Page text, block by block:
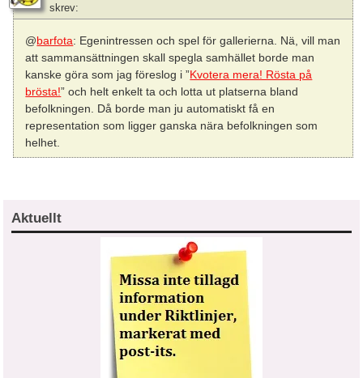
skrev:
@barfota: Egenintressen och spel för gallerierna. Nä, vill man
att sammansättningen skall spegla samhället borde man
kanske göra som jag föreslog i ”Kvotera mera! Rösta på
brösta!” och helt enkelt ta och lotta ut platserna bland
befolkningen. Då borde man ju automatiskt få en
representation som ligger ganska nära befolkningen som
helhet.
Aktuellt